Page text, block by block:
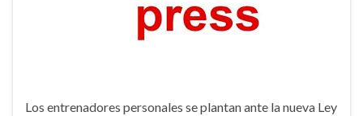
Los entrenadores personales se plantan ante la nueva Ley